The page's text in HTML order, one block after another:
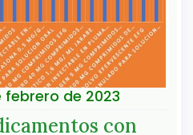
febrero de 2023
con